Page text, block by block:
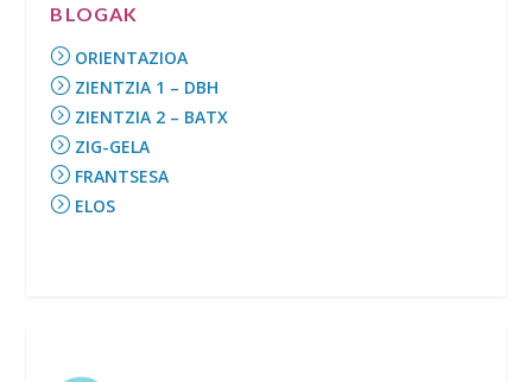
BLOGAK
ORIENTAZIOA
ZIENTZIA 1 – DBH
ZIENTZIA 2 – BATX
ZIG-GELA
FRANTSESA
ELOS